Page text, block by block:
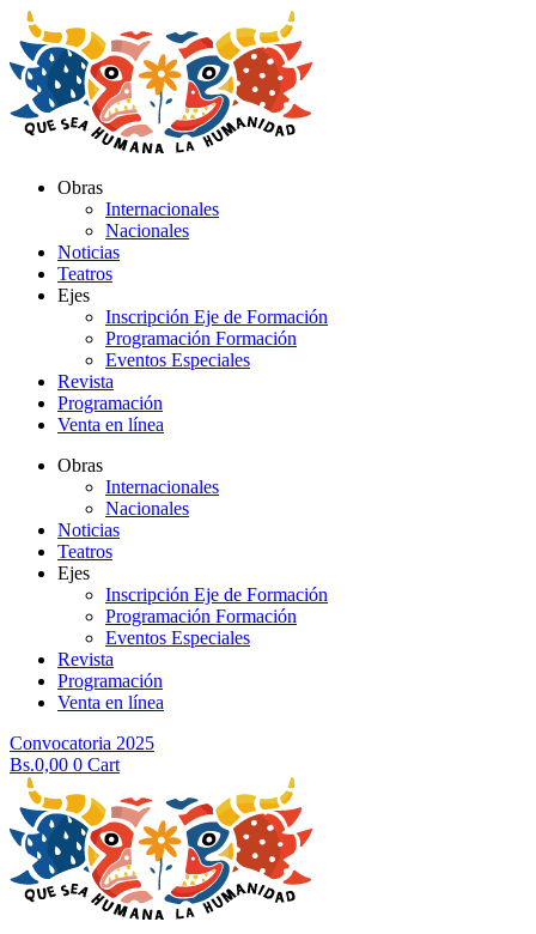
al
contenido
Obras
Internacionales
Nacionales
Noticias
Teatros
Ejes
Inscripción Eje de Formación
Programación Formación
Eventos Especiales
Revista
Programación
Venta en línea
Obras
Internacionales
Nacionales
Noticias
Teatros
Ejes
Inscripción Eje de Formación
Programación Formación
Eventos Especiales
Revista
Programación
Venta en línea
Convocatoria 2025
Bs.0,00 0 Cart